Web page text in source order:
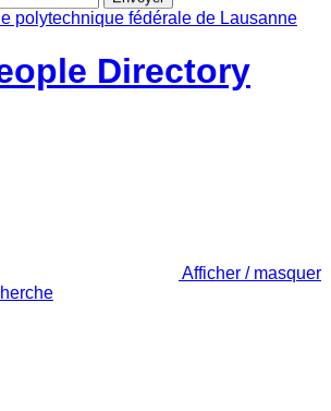
Directory
Afficher / masquer